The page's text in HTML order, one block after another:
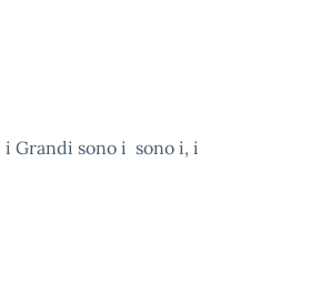
i Grandi sono i sono i, i